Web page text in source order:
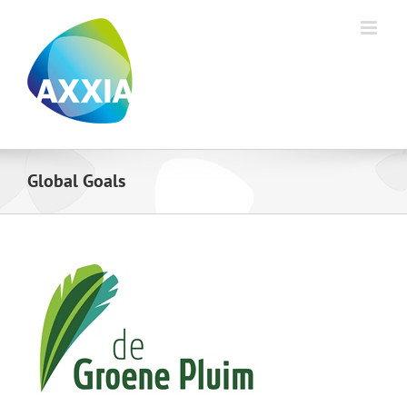
inhoud
Global Goals